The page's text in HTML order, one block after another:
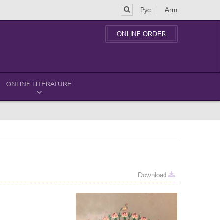
Рус Arm
ONLINE ORDER
ONLINE LITERATURE
Download